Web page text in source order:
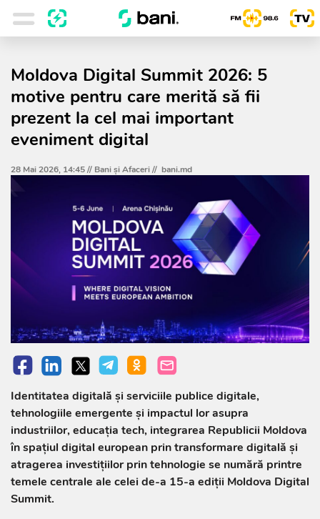
Moldova Digital Summit 2026: 5
motive pentru care merită să fii
prezent la cel mai important
eveniment digital
28 Mai 2026, 14:45 // Bani și Afaceri// bani.md
Identitatea digitală și serviciile publice digitale,
tehnologiile emergente și impactul lor asupra
industriilor, educația tech, integrarea Republicii Moldova
în spațiul digital european prin transformare digitală și
atragerea investițiilor prin tehnologie se numără printre
temele centrale ale celei de-a 15-a ediții Moldova Digital
Summit.